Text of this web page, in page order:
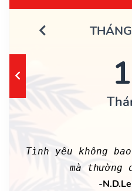
Tình yêu không
mà thường
-